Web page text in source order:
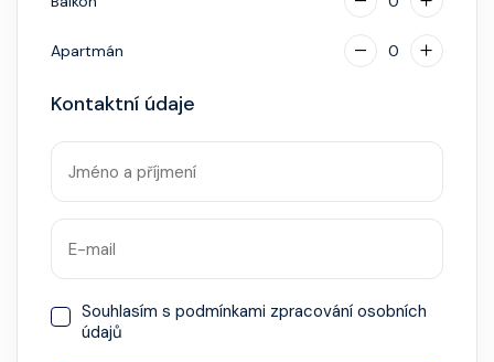
Apartmán 0
Kontaktní údaje
Souhlasím s podmínkami zpracování osobních
údajů